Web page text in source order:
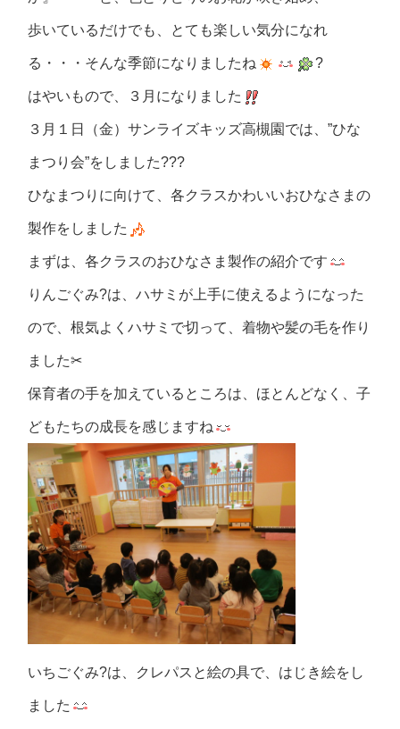
歩いているだけでも、とても楽しい気分になれ
る・・・そんな季節になりましたね ?
はやいもので、３月になりました
３月１日（金）サンライズキッズ高槻園では、”ひな
まつり会”をしました???
ひなまつりに向けて、各クラスかわいいおひなさまの
製作をしました
まずは、各クラスのおひなさま製作の紹介です
りんごぐみ?は、ハサミが上手に使えるようになった
ので、根気よくハサミで切って、着物や髪の毛を作り
ました✂
保育者の手を加えているところは、ほとんどなく、子
どもたちの成長を感じますね
いちごぐみ?は、クレパスと絵の具で、はじき絵をし
ました